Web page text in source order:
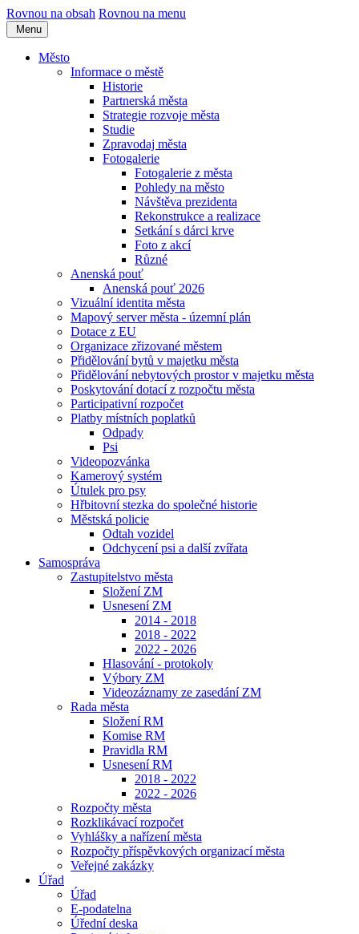
Rovnou na obsah Rovnou na menu
Menu
Město
Informace o městě
Historie
Partnerská města
Strategie rozvoje města
Studie
Zpravodaj města
Fotogalerie
Fotogalerie z města
Pohledy na město
Návštěva prezidenta
Rekonstrukce a realizace
Setkání s dárci krve
Foto z akcí
Různé
Anenská pouť
Anenská pouť 2026
Vizuální identita města
Mapový server města - územní plán
Dotace z EU
Organizace zřizované městem
Přidělování bytů v majetku města
Přidělování nebytových prostor v majetku města
Poskytování dotací z rozpočtu města
Participativní rozpočet
Platby místních poplatků
Odpady
Psi
Videopozvánka
Kamerový systém
Útulek pro psy
Hřbitovní stezka do společné historie
Městská policie
Odtah vozidel
Odchycení psi a další zvířata
Samospráva
Zastupitelstvo města
Složení ZM
Usnesení ZM
2014 - 2018
2018 - 2022
2022 - 2026
Hlasování - protokoly
Výbory ZM
Videozáznamy ze zasedání ZM
Rada města
Složení RM
Komise RM
Pravidla RM
Usnesení RM
2018 - 2022
2022 - 2026
Rozpočty města
Rozklikávací rozpočet
Vyhlášky a nařízení města
Rozpočty příspěvkových organizací města
Veřejné zakázky
Úřad
Úřad
E-podatelna
Úřední deska